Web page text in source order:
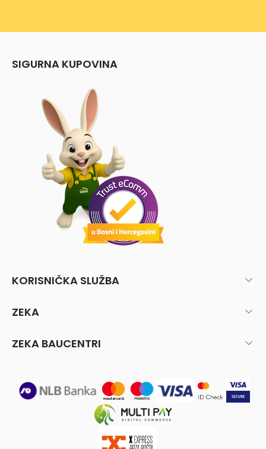
SIGURNA KUPOVINA
KORISNIČKA SLUŽBA
ZEKA
ZEKA BAUCENTRI